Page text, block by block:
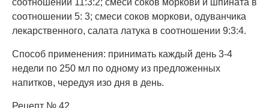
соотношении 11:3:2; смеси соков моркови и шпината в
соотношении 5: 3; смеси соков моркови, одуванчика
лекарственного, салата латука в соотношении 9:3:4.
Способ применения: принимать каждый день 3-4
недели по 250 мл по одному из предложенных
напитков, чередуя изо дня в день.
Рецепт № 42